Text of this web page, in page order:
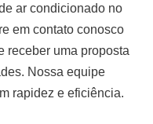
ar condicionado no
em contato conosco
receber uma proposta
Nossa equipe
rapidez e eficiência.